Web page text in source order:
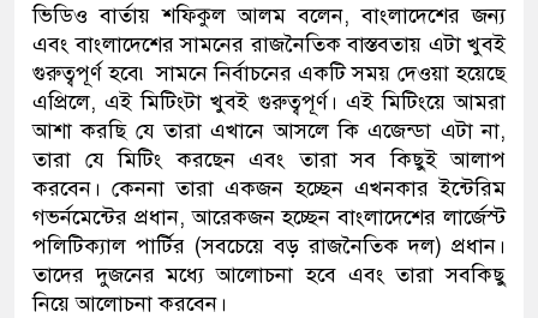
ভিডিও বার্তায় শফিকুল আলম বলেন, বাংলাদেশের জন্য
এবং বাংলাদেশের সামনের রাজনৈতিক বাস্তবতায় এটা খুবই
গুরুত্বপূর্ণ হবে৷ সামনে নির্বাচনের একটি সময় দেওয়া হয়েছে
এপ্রিলে, এই মিটিংটা খুবই গুরুত্বপূর্ণ। এই মিটিংয়ে আমরা
আশা করছি যে তারা এখানে আসলে কি এজেন্ডা এটা না,
তারা যে মিটিং করছেন এবং তারা সব কিছুই আলাপ
করবেন। কেননা তারা একজন হচ্ছেন এখনকার ইন্টেরিম
গভর্নমেন্টের প্রধান, আরেকজন হচ্ছেন বাংলাদেশের লার্জেস্ট
পলিটিক্যাল পার্টির (সবচেয়ে বড় রাজনৈতিক দল) প্রধান।
তাদের দুজনের মধ্যে আলোচনা হবে এবং তারা সবকিছু
নিয়ে আলোচনা করবেন।